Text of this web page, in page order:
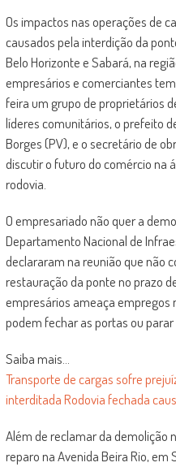
Os impactos nas operações de
causados pela interdição da
Belo Horizonte e Sabará, na
empresários e comerciantes
feira um grupo de proprietários
líderes comunitários, o prefeito
Borges (PV), e o secretário de
discutir o futuro do comércio na
rodovia.
O empresariado não quer a
Departamento Nacional de
declararam na reunião que não
restauração da ponte no prazo
empresários ameaça empregos
podem fechar as portas ou
Saiba mais…
Transporte de cargas sofre
interditadaRodovia fechada
Além de reclamar da demolição
reparo na Avenida Beira Rio, em